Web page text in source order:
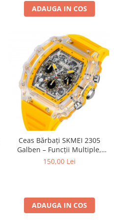
ADAUGA IN COS
Ceas Bărbați SKMEI 2305
Galben – Funcții Multiple,
Design Fashion, Cronometru,
150,00 Lei
ADAUGA IN COS